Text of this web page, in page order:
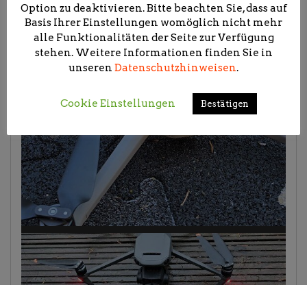
Option zu deaktivieren. Bitte beachten Sie, dass auf
Basis Ihrer Einstellungen womöglich nicht mehr
alle Funktionalitäten der Seite zur Verfügung
stehen. Weitere Informationen finden Sie in
unseren Datenschutzhinweisen.
Cookie Einstellungen Bestätigen